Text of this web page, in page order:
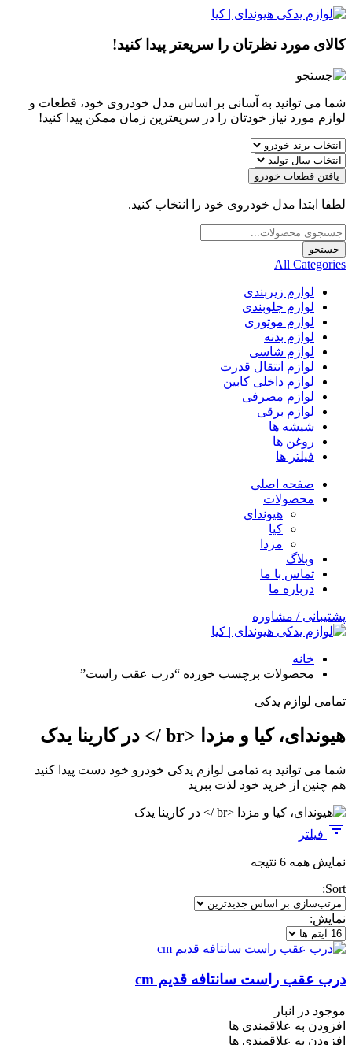
کالای مورد نظرتان را سریعتر پیدا کنید!
شما می توانید به آسانی بر اساس مدل خودروی خود، قطعات و
لوازم مورد نیاز خودتان را در سریعترین زمان ممکن پیدا کنید!
یافتن قطعات خودرو
لطفا ابتدا مدل خودروی خود را انتخاب کنید.
Products
search
جستجو
All Categories
لوازم زیربندی
لوازم جلوبندی
لوازم موتوری
لوازم بدنه
لوازم شاسی
لوازم انتقال قدرت
لوازم داخلی کابین
لوازم مصرفی
لوازم برقی
شیشه ها
روغن ها
فیلتر ها
صفحه اصلی
محصولات
هیوندای
کیا
مزدا
وبلاگ
تماس با ما
درباره ما
پشتیبانی / مشاوره
خانه
محصولات برچسب خورده “درب عقب راست”
تمامی لوازم یدکی
هیوندای، کیا و مزدا <br /> در کارینا یدک
شما می توانید به تمامی لوازم یدکی خودرو خود دست پیدا کنید
هم چنین از خرید خود لذت ببرید
فیلتر
نمایش همه 6 نتیجه
جدیدترین
Sort:
نمایش:
درب عقب راست سانتافه قدیم cm
موجود در انبار
افزودن به علاقمندی ها
افزودن به علاقمندی ها